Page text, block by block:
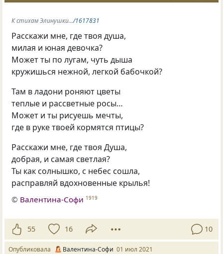
К стихам Элинушки.../1617831
Расскажи мне, где твоя душа,
милая и юная девочка?
Может ты по лугам, чуть дыша
кружишься нежной, легкой бабочкой?
Там в ладони роняют цветы
теплые и рассветные росы…
Может и ты рисуешь мечты,
где в руке твоей кормятся птицы?
Расскажи мне, где твоя Душа,
добрая, и самая светлая?
Ты как солнышко, с небес сошла,
расправляй вдохновенные крылья!
© Валентина-Софи 1919
55 16 10
Опубликовала Валентина-Софи 01 июл 2021